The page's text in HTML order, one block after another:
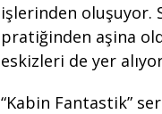
işlerinden oluşuyor.
pratiğinden aşina
eskizleri de yer
“Kabin Fantastik”